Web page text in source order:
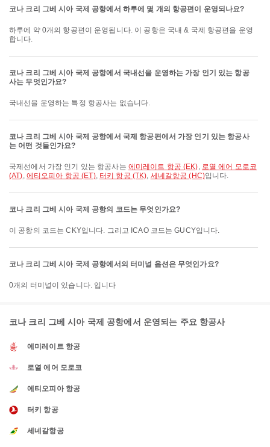
코나 크리 그베 시아 국제 공항에서 하루에 몇 개의 항공편이 운영되나요?
하루에 약 0개의 항공편이 운영됩니다. 이 공항은 국내 & 국제 항공편을 운영
합니다.
코나 크리 그베 시아 국제 공항에서 국내선을 운영하는 가장 인기 있는 항공
사는 무엇인가요?
국내선을 운영하는 특정 항공사는 없습니다.
코나 크리 그베 시아 국제 공항에서 국제 항공편에서 가장 인기 있는 항공사
는 어떤 것들인가요?
국제선에서 가장 인기 있는 항공사는 에미레이트 항공 (EK), 로열 에어 모로코
(AT), 에티오피아 항공 (ET), 터키 항공 (TK), 세네갈항공 (HC)입니다.
코나 크리 그베 시아 국제 공항의 코드는 무엇인가요?
이 공항의 코드는 CKY입니다. 그리고 ICAO 코드는 GUCY입니다.
코나 크리 그베 시아 국제 공항에서의 터미널 옵션은 무엇인가요?
0개의 터미널이 있습니다. 입니다
코나 크리 그베 시아 국제 공항에서 운영되는 주요 항공사
에미레이트 항공
로열 에어 모로코
에티오피아 항공
터키 항공
세네갈항공